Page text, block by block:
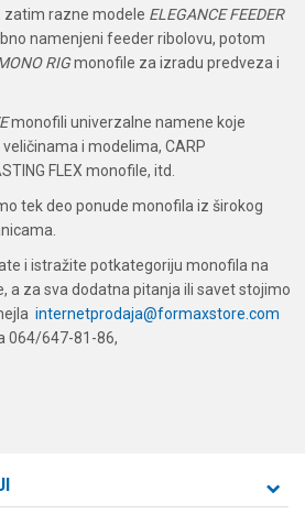
zatim razne modele ELEGANCE FEEDER
namenjeni feeder ribolovu, potom
RIGmonofile za izradu predveza i
monofili univerzalne namene koje
i modelima, CARP
FLEX monofile, itd.
tek deo ponude monofila iz širokog
i istražite potkategoriju monofila na
a za sva dodatna pitanja ili savet stojimo
internetprodaja@formaxstore.com
064/647-81-86,